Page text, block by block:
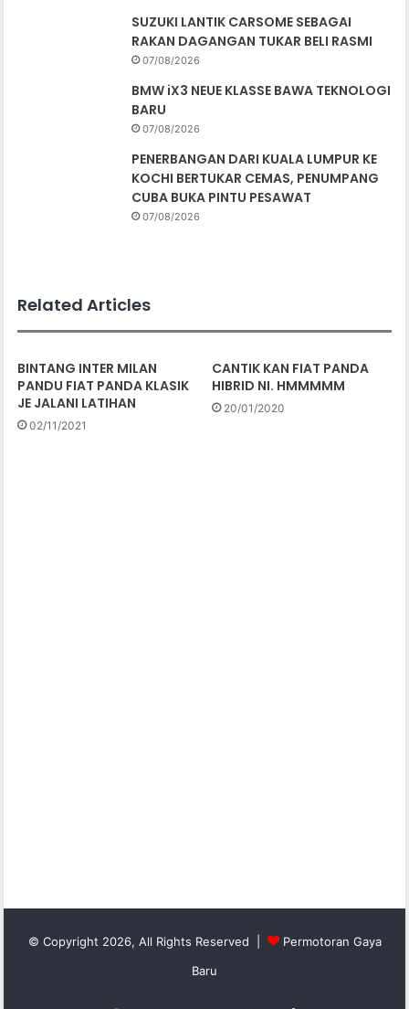
SUZUKI LANTIK CARSOME SEBAGAI
RAKAN DAGANGAN TUKAR BELI RASMI
07/08/2026
BMW iX3 NEUE KLASSE BAWA TEKNOLOGI
BARU
07/08/2026
PENERBANGAN DARI KUALA LUMPUR KE
KOCHI BERTUKAR CEMAS, PENUMPANG
CUBA BUKA PINTU PESAWAT
07/08/2026
Related Articles
BINTANG INTER MILAN
PANDU FIAT PANDA KLASIK
JE JALANI LATIHAN
02/11/2021
CANTIK KAN FIAT PANDA
HIBRID NI. HMMMMM
20/01/2020
© Copyright 2026, All Rights Reserved |
Permotoran Gaya
Baru